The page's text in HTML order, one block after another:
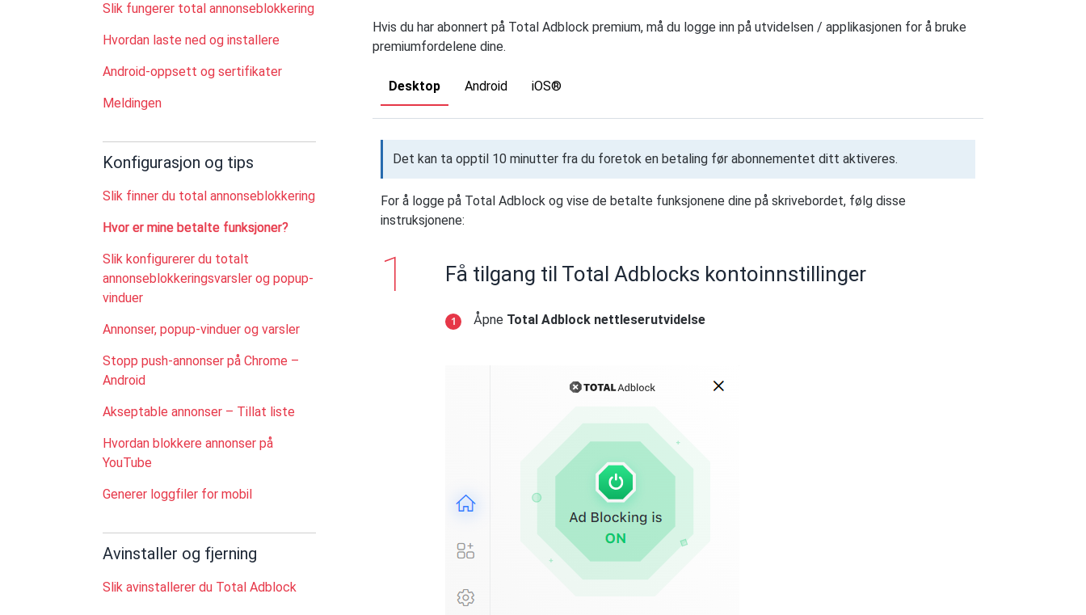
Slik fungerer total annonseblokkering
Hvordan laste ned og installere
Android-oppsett og sertifikater
Meldingen
Konfigurasjon og tips
Slik finner du total annonseblokkering
Hvor er mine betalte funksjoner?
Slik konfigurerer du totalt
annonseblokkeringsvarsler og popup-
vinduer
Annonser, popup-vinduer og varsler
Stopp push-annonser på Chrome –
Android
Akseptable annonser – Tillat liste
Hvordan blokkere annonser på
YouTube
Generer loggfiler for mobil
Avinstaller og fjerning
Slik avinstallerer du Total Adblock
Hvis du har abonnert på Total Adblock premium, må du logge inn på utvidelsen / applikasjonen for å bruke
premiumfordelene dine.
Desktop Android iOS®
Det kan ta opptil 10 minutter fra du foretok en betaling før abonnementet ditt aktiveres.
For å logge på Total Adblock og vise de betalte funksjonene dine på skrivebordet, følg disse
instruksjonene:
Få tilgang til Total Adblocks kontoinnstillinger
Åpne Total Adblock nettleserutvidelse